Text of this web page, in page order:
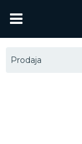
Prodaja